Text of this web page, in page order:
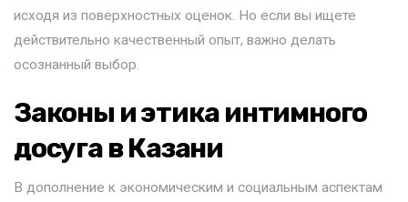
исходя из поверхностных оценок. Но если вы ищете
действительно качественный опыт, важно делать
осознанный выбор.
Законы и этика интимного
досуга в Казани
В дополнение к экономическим и социальным аспектам